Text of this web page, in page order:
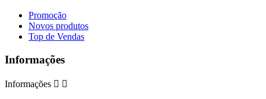
Promoção
Novos produtos
Top de Vendas
Informações
Informações  